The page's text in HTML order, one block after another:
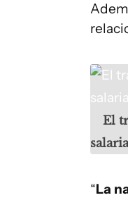
El
“La